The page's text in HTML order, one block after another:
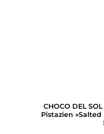
CHOCO DEL
Pistazien »Salted